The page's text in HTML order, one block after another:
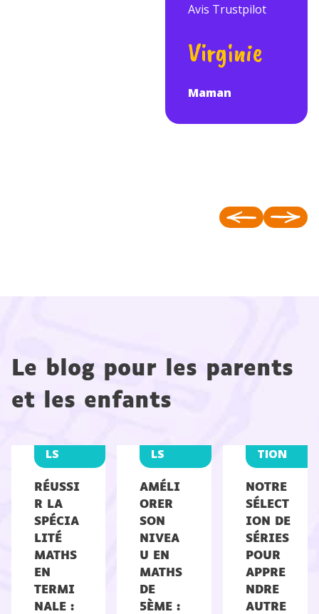
Avis Trustpilot
Virginie
Maman
Le blog pour les parents
et les enfants
RÉUSSI
R LA
SPÉCIA
LITÉ
MATHS
EN
TERMI
NALE :
LS
AMÉLI
ORER
SON
NIVEA
U EN
MATHS
DE
5ÈME :
LS
NOTRE
SÉLECT
ION DE
SÉRIES
POUR
APPRE
NDRE
AUTRE
TION